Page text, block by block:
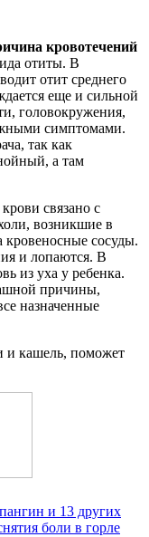
кровотечений
отиты. В
отит среднего
еще и сильной
головокружения,
симптомами.
так как
а там
связано с
возникшие в
кровеносные сосуды.
и лопаются. В
из уха у ребенка.
причины,
назначенные
и кашель, поможет
и 13 других
боли в горле